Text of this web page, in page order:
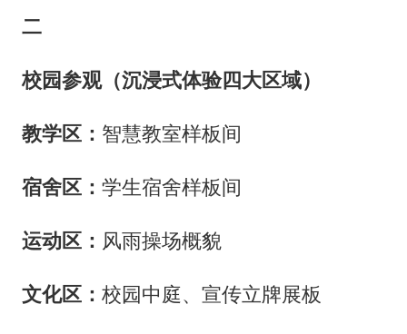
二
校园参观（沉浸式体验四大区域）
教学区： 智慧教室样板间
宿舍区： 学生宿舍样板间
运动区： 风雨操场概貌
文化区： 校园中庭、宣传立牌展板